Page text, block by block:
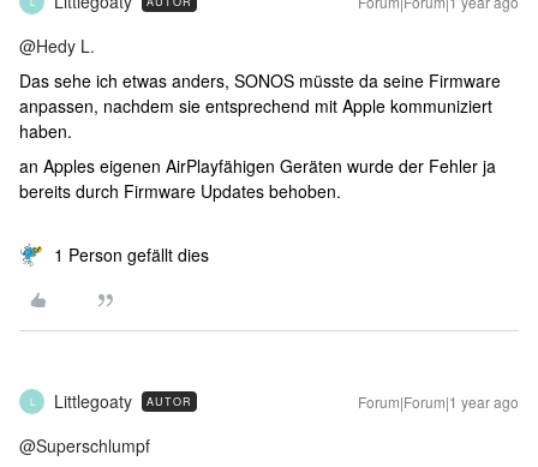
@Hedy L.
Das sehe ich etwas anders, SONOS müsste da seine Firmware
anpassen, nachdem sie entsprechend mit Apple kommuniziert
haben.
an Apples eigenen AirPlayfähigen Geräten wurde der Fehler ja
bereits durch Firmware Updates behoben.
1 Person gefällt dies
L Littlegoaty AUTOR Forum|Forum|1 year ago
@Superschlumpf